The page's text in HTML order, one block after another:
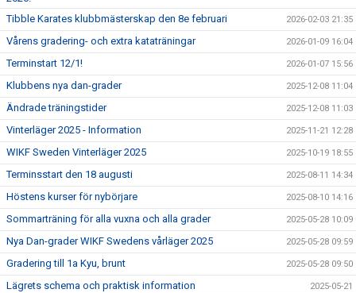
Tibble Karates klubbmästerskap den 8e februari 2026-02-03 21:35
Vårens gradering- och extra kataträningar 2026-01-09 16:04
Terminstart 12/1! 2026-01-07 15:56
Klubbens nya dan-grader 2025-12-08 11:04
Ändrade träningstider 2025-12-08 11:03
Vinterläger 2025 - Information 2025-11-21 12:28
WIKF Sweden Vinterläger 2025 2025-10-19 18:55
Terminsstart den 18 augusti 2025-08-11 14:34
Höstens kurser för nybörjare 2025-08-10 14:16
Sommarträning för alla vuxna och alla grader 2025-05-28 10:09
Nya Dan-grader WIKF Swedens vårläger 2025 2025-05-28 09:59
Gradering till 1a Kyu, brunt 2025-05-28 09:50
Lägrets schema och praktisk information 2025-05-21